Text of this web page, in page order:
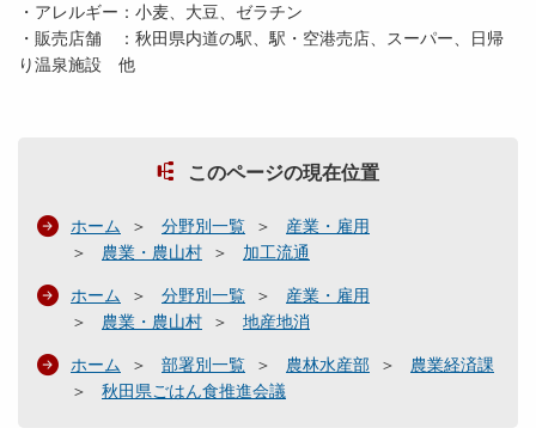
・アレルギー：小麦、大豆、ゼラチン
・販売店舗 ：秋田県内道の駅、駅・空港売店、スーパー、日帰
り温泉施設 他
このページの現在位置
ホーム 分野別一覧
産業・雇用
農業・農山村
加工流通
ホーム 分野別一覧
産業・雇用
農業・農山村
地産地消
ホーム 部署別一覧 農林水産部
農業経済課
秋田県ごはん食推進会議